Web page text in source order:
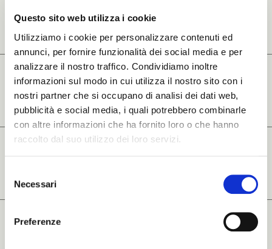
Questo sito web utilizza i cookie
Utilizziamo i cookie per personalizzare contenuti ed
annunci, per fornire funzionalità dei social media e per
analizzare il nostro traffico. Condividiamo inoltre
informazioni sul modo in cui utilizza il nostro sito con i
nostri partner che si occupano di analisi dei dati web,
pubblicità e social media, i quali potrebbero combinarle
con altre informazioni che ha fornito loro o che hanno
raccolto dal suo utilizzo dei loro servizi.
del
consenso
Necessari
Preferenze
IL LOGO AZIENDALE: ABBRACCIARE IL
CAMBIAMENTO O AGGRAPPARSI ALLA
LOGO DESIGN/CONCEPT/VISUAL DESIGN /BRAND
MESSAGE
LEGGI DI PIÙ